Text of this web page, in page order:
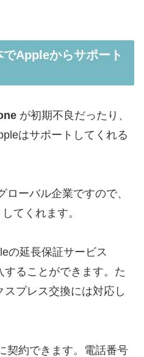
Appleからサポート
が初期不良だったり、
はサポートしてくれる
ローバル企業ですので、
てくれます。
の延長保証サービス
することができます。た
プレス交換には対応し
契約できます。電話番号